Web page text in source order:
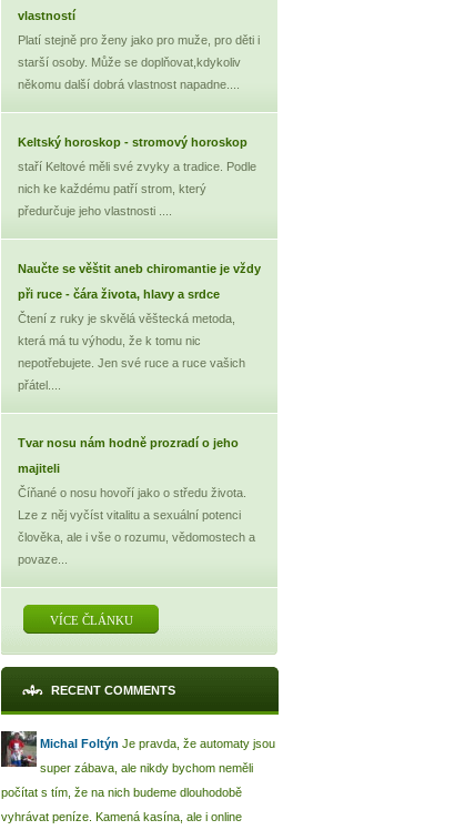
vlastností
Platí stejně pro ženy jako pro muže, pro děti i
starší osoby. Může se doplňovat,kdykoliv
někomu další dobrá vlastnost napadne....
Keltský horoskop - stromový horoskop
staří Keltové měli své zvyky a tradice. Podle
nich ke každému patří strom, který
předurčuje jeho vlastnosti ....
Naučte se věštit aneb chiromantie je vždy
při ruce - čára života, hlavy a srdce
Čtení z ruky je skvělá věštecká metoda,
která má tu výhodu, že k tomu nic
nepotřebujete. Jen své ruce a ruce vašich
přátel....
Tvar nosu nám hodně prozradí o jeho
majiteli
Číňané o nosu hovoří jako o středu života.
Lze z něj vyčíst vitalitu a sexuální potenci
člověka, ale i vše o rozumu, vědomostech a
povaze...
VÍCE ČLÁNKU
RECENT COMMENTS
Michal Foltýn Je pravda, že automaty jsou
super zábava, ale nikdy bychom neměli
počítat s tím, že na nich budeme dlouhodobě
vyhrávat peníze. Kamená kasína, ale i online